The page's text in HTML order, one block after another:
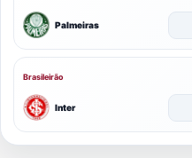
Palmeiras
Brasileirão
Inter